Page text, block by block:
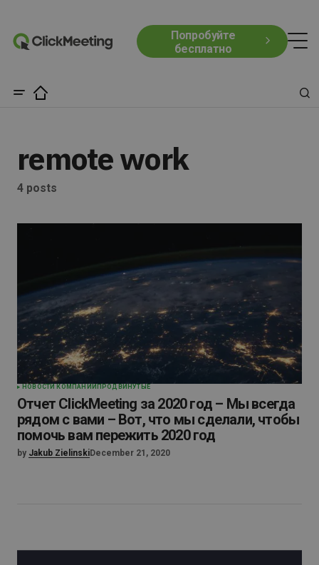
Попробуйте
бесплатно
remote work
4 posts
НОВОСТИ КОМПАНИИ ПРОДВИНУТЫЕ
Отчет ClickMeeting за 2020 год – Мы всегда
рядом с вами – Вот, что мы сделали, чтобы
помочь вам пережить 2020 год
by Jakub ZielinskiDecember 21, 2020